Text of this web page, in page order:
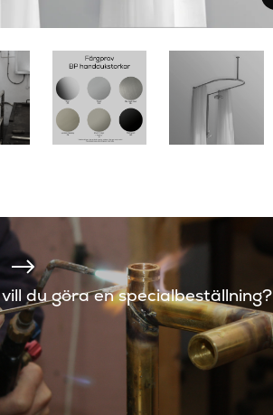
du göra en specialbeställning?